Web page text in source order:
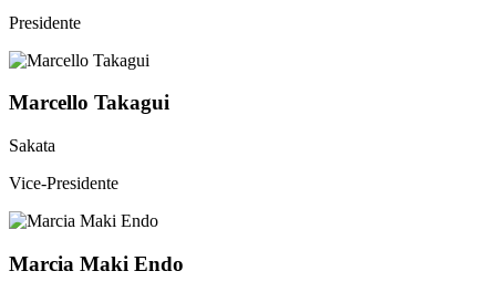
Presidente
Marcello Takagui
Sakata
Vice-Presidente
Marcia Maki Endo